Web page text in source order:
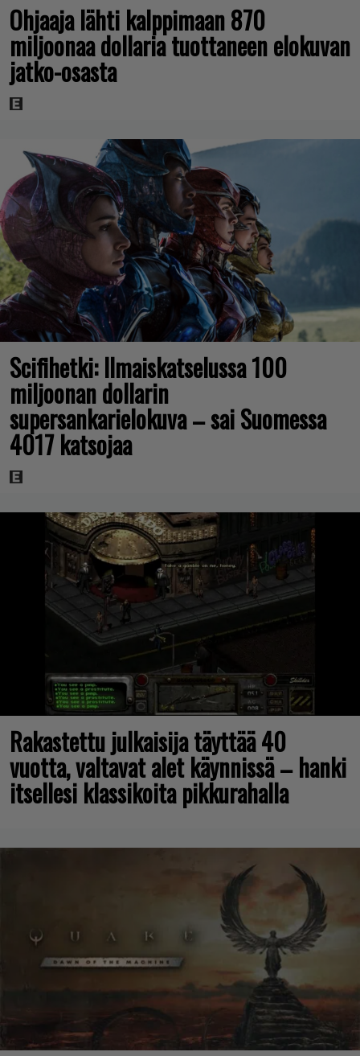
Ohjaaja lähti kalppimaan 870
miljoonaa dollaria tuottaneen elokuvan
jatko-osasta
Scifihetki: Ilmaiskatselussa 100
miljoonan dollarin
supersankarielokuva – sai Suomessa
4017 katsojaa
Rakastettu julkaisija täyttää 40
vuotta, valtavat alet käynnissä – hanki
itsellesi klassikoita pikkurahalla